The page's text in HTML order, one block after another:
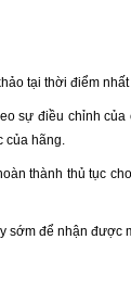
tại thời điểm
sự điều chỉnh
của hãng.
thành thủ tục
sớm để nhận được